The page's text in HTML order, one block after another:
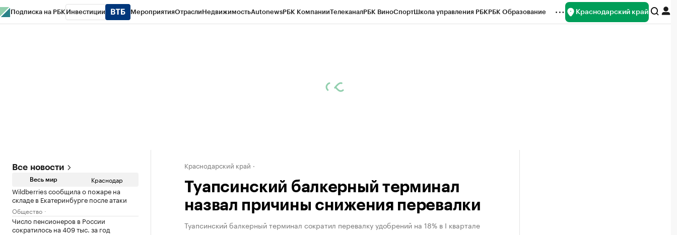
Подписка на РБК Инвестиции МероприятияОтраслиНедвижимостьAutonewsРБК КомпанииТелеканалРБК ВиноСпортШкола управления РБКРБК Образование Краснодарский край
Все новости
Весь мир Краснодар
Wildberries сообщила о пожаре на
складе в Екатеринбурге после атаки
Общество
Число пенсионеров в России
сократилось на 409 тыс. за год
Краснодарский край
Туапсинский балкерный терминал
назвал причины снижения перевалки
Туапсинский балкерный терминал сократил перевалку удобрений на 18% в I квартале